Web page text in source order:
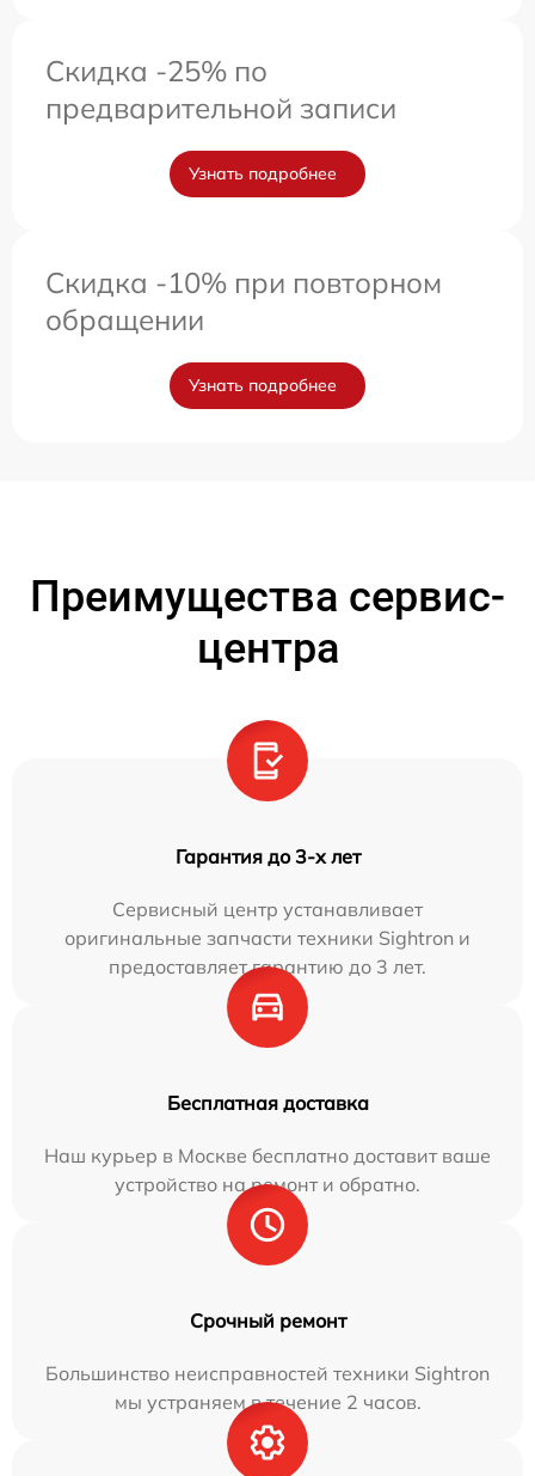
Скидка -25% по
предварительной записи
Узнать подробнее
Скидка -10% при повторном
обращении
Узнать подробнее
Преимущества сервис-
центра
Гарантия до 3-х лет
Сервисный центр устанавливает
оригинальные запчасти техники Sightron и
предоставляет гарантию до 3 лет.
Бесплатная доставка
Наш курьер в Москве бесплатно доставит ваше
устройство на ремонт и обратно.
Срочный ремонт
Большинство неисправностей техники Sightron
мы устраняем в течение 2 часов.